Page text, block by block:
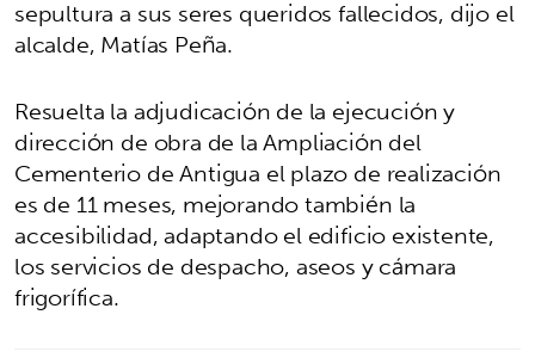
sepultura a sus seres queridos fallecidos, dijo el
alcalde, Matías Peña.
Resuelta la adjudicación de la ejecución y
dirección de obra de la Ampliación del
Cementerio de Antigua el plazo de realización
es de 11 meses, mejorando también la
accesibilidad, adaptando el edificio existente,
los servicios de despacho, aseos y cámara
frigorífica.